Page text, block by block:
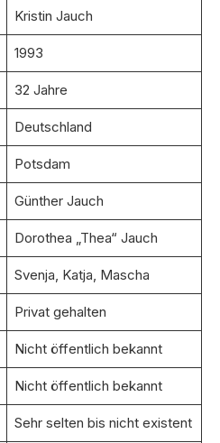
Kristin Jauch
1993
32 Jahre
Deutschland
Potsdam
Günther Jauch
Dorothea „Thea“ Jauch
Svenja, Katja, Mascha
Privat gehalten
Nicht öffentlich bekannt
Nicht öffentlich bekannt
Sehr selten bis nicht existent